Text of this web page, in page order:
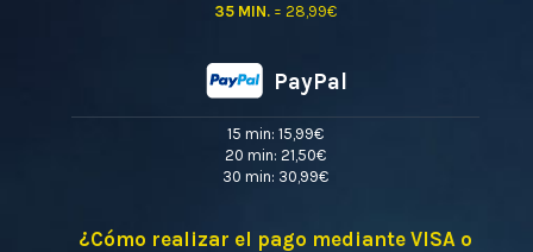
35 MIN. = 28,99€
PayPal
15 min: 15,99€
20 min: 21,50€
30 min: 30,99€
¿Cómo realizar el pago mediante VISA o